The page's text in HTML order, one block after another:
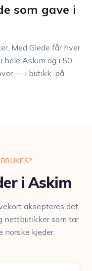
som gave i
Med Glede får hver
hele Askim og i 50
— i butikk, på
i Askim
aksepteres det
nettbutikker som tar
kjeder.